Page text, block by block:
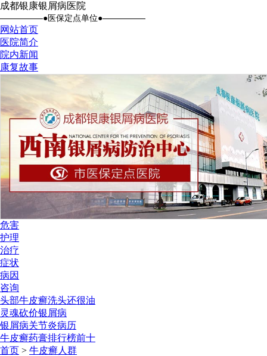
成都银康银屑病医院
●医保定点单位●
网站首页
医院简介
院内新闻
康复故事
危害
护理
治疗
症状
病因
咨询
头部牛皮癣洗头还很油
灵魂砍价银屑病
银屑病关节炎病历
牛皮癣药膏排行榜前十
首页 > 牛皮癣人群